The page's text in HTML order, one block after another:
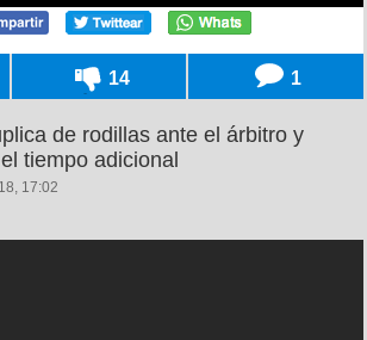
14 1
de rodillas ante el árbitro y
tiempo adicional
17:02